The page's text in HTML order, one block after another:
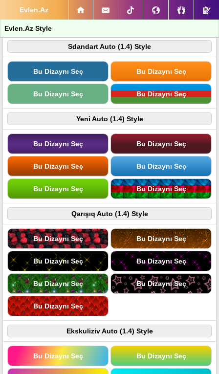
Evlen.Az
Evlen.Az Style
Sdandart Auto (1.4) Style
Bu Dizaynı Seç Bu Dizaynı Seç
Bu Dizaynı Seç Bu Dizaynı Seç
Yeni Auto (1.4) Style
Bu Dizaynı Seç Bu Dizaynı Seç
Bu Dizaynı Seç Bu Dizaynı Seç
Bu Dizaynı Seç Bu Dizaynı Seç
Qarışıq Auto (1.4) Style
Bu Dizaynı Seç Bu Dizaynı Seç
Bu Dizaynı Seç Bu Dizaynı Seç
Bu Dizaynı Seç Bu Dizaynı Seç
Bu Dizaynı Seç
Ekskuliziv Auto (1.4) Style
Bu Dizaynı Seç Bu Dizaynı Seç